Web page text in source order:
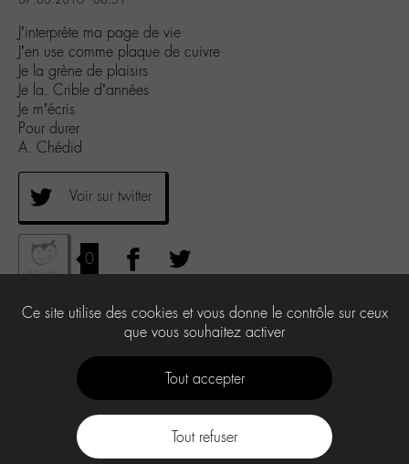
J’interprète ma page de vie
J’en use comme plaque de cuivre
Je la grène de plaisirs
Je la. Crible d’années
Je m’écris
Pour durer
A. Chédid
Voir sur twitter
0
Ce site utilise des cookies et vous donne le contrôle sur ceux
que vous souhaitez activer
Tout accepter
Tout refuser